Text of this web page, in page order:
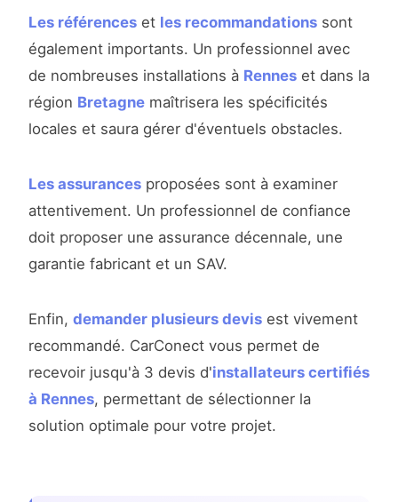
Les références et les recommandations sont
également importants. Un professionnel avec
de nombreuses installations à Rennes et dans la
région Bretagne maîtrisera les spécificités
locales et saura gérer d'éventuels obstacles.
Les assurances proposées sont à examiner
attentivement. Un professionnel de confiance
doit proposer une assurance décennale, une
garantie fabricant et un SAV.
Enfin, demander plusieurs devis est vivement
recommandé. CarConect vous permet de
recevoir jusqu'à 3 devis d'installateurs certifiés
à Rennes, permettant de sélectionner la
solution optimale pour votre projet.